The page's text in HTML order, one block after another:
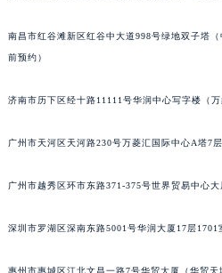
南昌市红谷滩新区红谷中大道998号绿地双子塔
前预约）
济南市历下区经十路11111号华润中心写字楼（
广州市天河区天河路230号万菱汇国际中心A塔7
广州市越秀区环市东路371-375号世界贸易中心
深圳市罗湖区深南东路5001号华润大厦17层1701